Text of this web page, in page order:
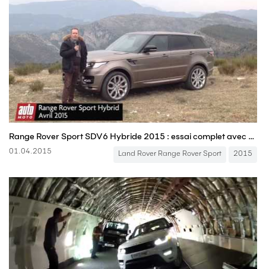
Range Rover Sport SDV6 Hybride 2015 : essai complet avec AutoMoto
01.04.2015 Land Rover Range Rover Sport 2015